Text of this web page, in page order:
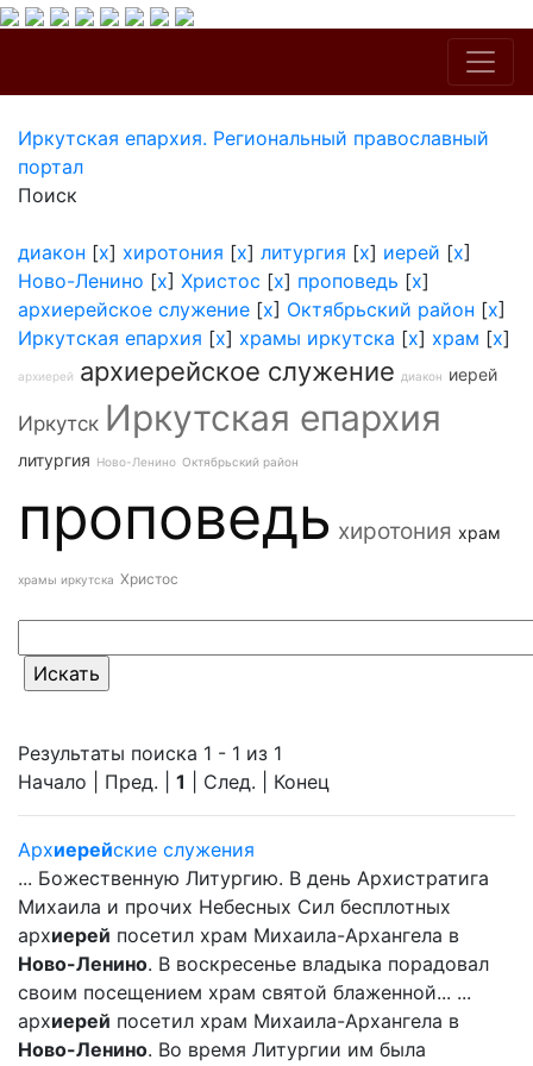
Иркутская епархия. Региональный православный
портал
Поиск
диакон [x] хиротония [x] литургия [x] иерей [x]
Ново-Ленино [x] Христос [x] проповедь [x]
архиерейское служение [x] Октябрьский район [x]
Иркутская епархия [x] храмы иркутска [x] храм [x]
архиерей архиерейское служение диакон иерей
Иркутск Иркутская епархия
литургия Ново-Ленино Октябрьский район
проповедь хиротония храм
храмы иркутска Христос
Результаты поиска 1 - 1 из 1
Начало | Пред. | 1 | След. | Конец
Архиерейские служения
... Божественную Литургию. В день Архистратига
Михаила и прочих Небесных Сил бесплотных
архиерей посетил храм Михаила-Архангела в
Ново-Ленино. В воскресенье владыка порадовал
своим посещением храм святой блаженной... ...
архиерей посетил храм Михаила-Архангела в
Ново-Ленино. Во время Литургии им была